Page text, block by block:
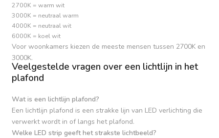
2700K = warm wit
3000K = neutraal warm
4000K = neutraal wit
6000K = koel wit
Voor woonkamers kiezen de meeste mensen tussen 2700K en
3000K.
Veelgestelde vragen over een lichtlijn in het
plafond
Wat is een lichtlijn plafond?
Een lichtlijn plafond is een strakke lijn van LED verlichting die
verwerkt wordt in of langs het plafond.
Welke LED strip geeft het strakste lichtbeeld?